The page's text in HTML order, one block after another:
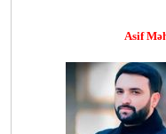
Asif